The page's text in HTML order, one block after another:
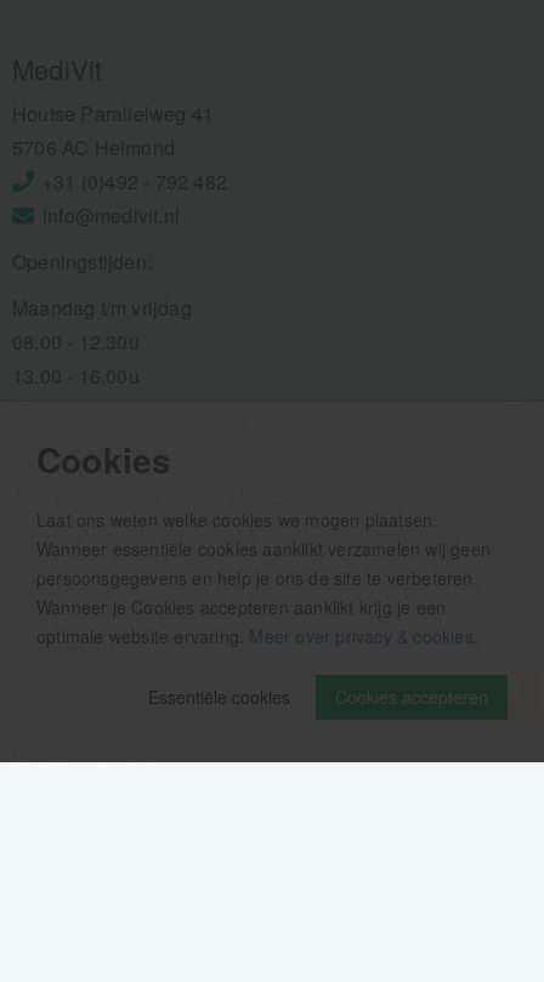
Cookies
Laat ons weten welke cookies we mogen plaatsen.
Wanneer essentiële cookies aanklikt verzamelen wij geen
persoonsgegevens en help je ons de site te verbeteren.
Wanneer je Cookies accepteren aanklikt krijg je een
optimale website ervaring. Meer over privacy & cookies
Cookies accepteren
Essentiële cookies
Als eerste op de hoogte zijn van het laatste nieuws:
Volg ons op